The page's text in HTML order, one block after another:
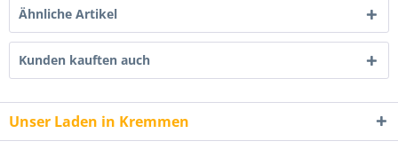
Ähnliche Artikel
Kunden kauften auch
Unser Laden in Kremmen